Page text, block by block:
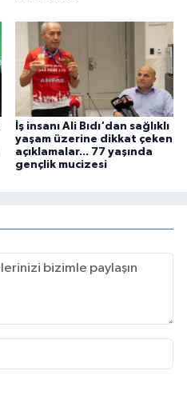
İş insanı Ali Bıdı'dan sağlıklı
yaşam üzerine dikkat çeken
açıklamalar... 77 yaşında
gençlik mucizesi